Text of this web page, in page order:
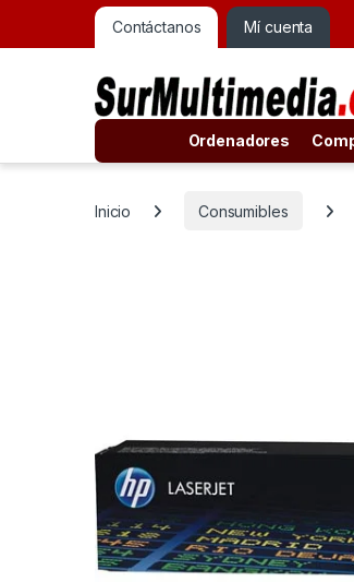
Contáctanos Mí cuenta
Ordenadores
Inicio Consumibles